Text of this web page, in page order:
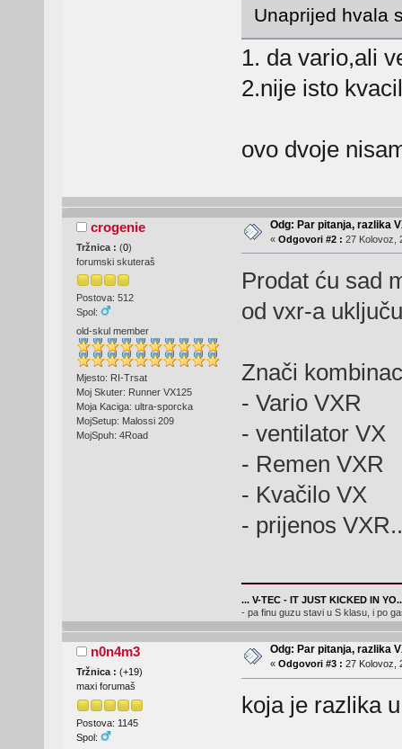
Unaprijed hvala
1. da vario,ali
2.nije isto
ovo dvoje
crogenie
Tržnica : (0)
forumski skuteraš
Postova: 512
Spol:
old-skul member
Mjesto: RI-Trsat
Moj Skuter: Runner VX125
Moja Kaciga: ultra-sporcka
MojSetup: Malossi 209
MojSpuh: 4Road
Odg: Par pitanja, razlika
« Odgovori #2 : 27 Kolovoz,
Prodat ću sad
od vxr-a
Znači
- Vario VXR
- ventilator VX
- Remen VXR
- Kvačilo VX
- prijenos VXR..
... V-TEC - IT JUST KICKED IN
- pa finu guzu stavi u S klasu, i po
n0n4m3
Tržnica : (+19)
maxi forumaš
Postova: 1145
Spol:
Odg: Par pitanja, razlika
« Odgovori #3 : 27 Kolovoz,
koja je razlika